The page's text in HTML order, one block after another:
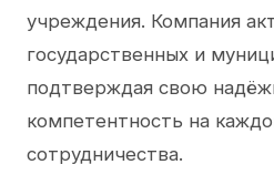
учреждения. Компания
государственных и
подтверждая свою
компетентность на
сотрудничества.